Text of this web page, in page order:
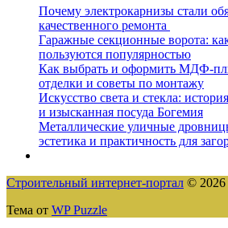
Почему электрокарнизы стали
качественного ремонта
Гаражные секционные ворота:
пользуются популярностью
Как выбрать и оформить МДФ-
отделки и советы по монтажу
Искусство света и стекла:
и изысканная посуда Богемия
Металлические уличные
эстетика и практичность для
Строительный интернет-портал © 2026
Тема от WP Puzzle